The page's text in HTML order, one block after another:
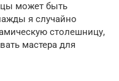
может быть
я случайно
столешницу,
мастера для